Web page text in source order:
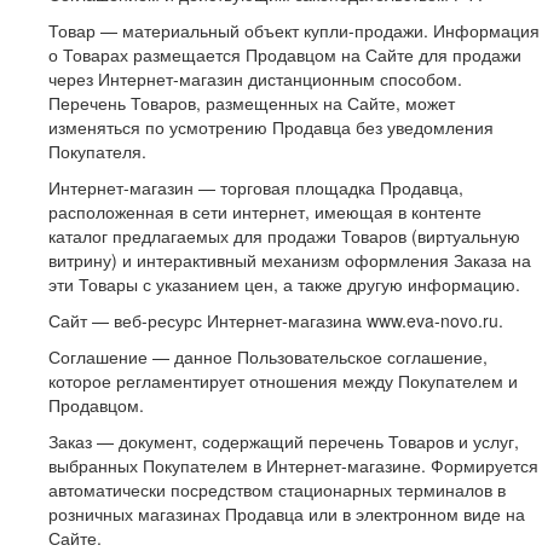
Товар — материальный объект купли-продажи. Информация
о Товарах размещается Продавцом на Сайте для продажи
через Интернет-магазин дистанционным способом.
Перечень Товаров, размещенных на Сайте, может
изменяться по усмотрению Продавца без уведомления
Покупателя.
Интернет-магазин — торговая площадка Продавца,
расположенная в сети интернет, имеющая в контенте
каталог предлагаемых для продажи Товаров (виртуальную
витрину) и интерактивный механизм оформления Заказа на
эти Товары с указанием цен, а также другую информацию.
Сайт — веб-ресурс Интернет-магазина www.eva-novo.ru.
Соглашение — данное Пользовательское соглашение,
которое регламентирует отношения между Покупателем и
Продавцом.
Заказ — документ, содержащий перечень Товаров и услуг,
выбранных Покупателем в Интернет-магазине. Формируется
автоматически посредством стационарных терминалов в
розничных магазинах Продавца или в электронном виде на
Сайте.